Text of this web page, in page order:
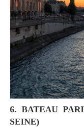
6. BATEAU PARISIEN (THUYỀN TRÊN SÔNG
SEINE)